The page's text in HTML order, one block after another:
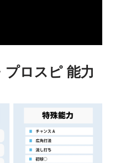
ロスピ 能力